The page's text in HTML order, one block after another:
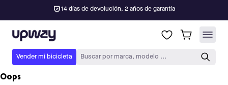
14 días de devolución, 2 años de garantía
Upway
Vender mi bicicleta Buscar por marca, modelo ...
Oops